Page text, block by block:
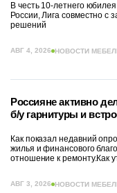
В честь 10-летнего
России, Лига совместно с
решений
АВГ 4, 2026 НОВОСТИ
Россияне активно
б/у гарнитуры и
Как показал недавний
жилья и финансового
отношение к ремонту.Как
АВГ 3, 2026 НОВОСТИ